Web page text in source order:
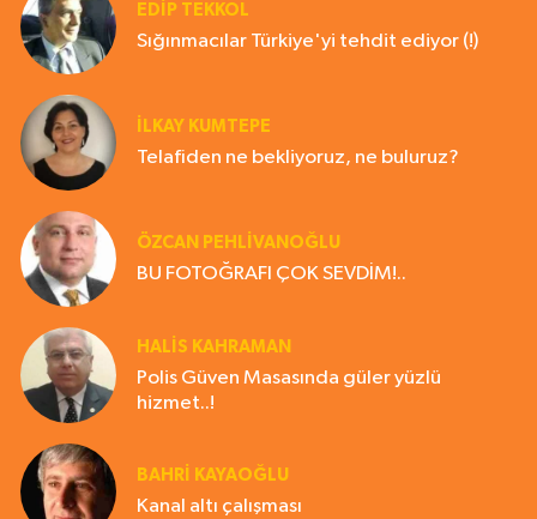
EDIP TEKKOL
Sığınmacılar Türkiye'yi tehdit ediyor (!)
İLKAY KUMTEPE
Telafiden ne bekliyoruz, ne buluruz?
ÖZCAN PEHLİVANOĞLU
BU FOTOĞRAFI ÇOK SEVDİM!..
HALIS KAHRAMAN
Polis Güven Masasında güler yüzlü
hizmet..!
BAHRI KAYAOĞLU
Kanal altı çalışması